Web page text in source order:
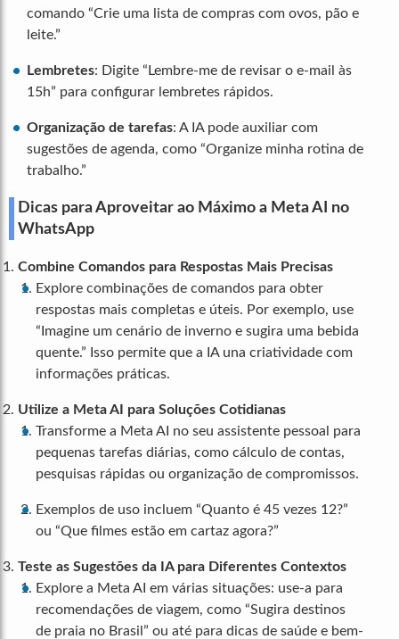
comando “Crie uma lista de compras com ovos, pão e
leite.”
Lembretes: Digite “Lembre-me de revisar o e-mail às
15h” para configurar lembretes rápidos.
Organização de tarefas: A IA pode auxiliar com
sugestões de agenda, como “Organize minha rotina de
trabalho.”
Dicas para Aproveitar ao Máximo a Meta AI no
WhatsApp
Combine Comandos para Respostas Mais Precisas
Explore combinações de comandos para obter
respostas mais completas e úteis. Por exemplo, use
“Imagine um cenário de inverno e sugira uma bebida
quente.” Isso permite que a IA una criatividade com
informações práticas.
Utilize a Meta AI para Soluções Cotidianas
Transforme a Meta AI no seu assistente pessoal para
pequenas tarefas diárias, como cálculo de contas,
pesquisas rápidas ou organização de compromissos.
Exemplos de uso incluem “Quanto é 45 vezes 12?”
ou “Que filmes estão em cartaz agora?”
Teste as Sugestões da IA para Diferentes Contextos
Explore a Meta AI em várias situações: use-a para
recomendações de viagem, como “Sugira destinos
de praia no Brasil” ou até para dicas de saúde e bem-